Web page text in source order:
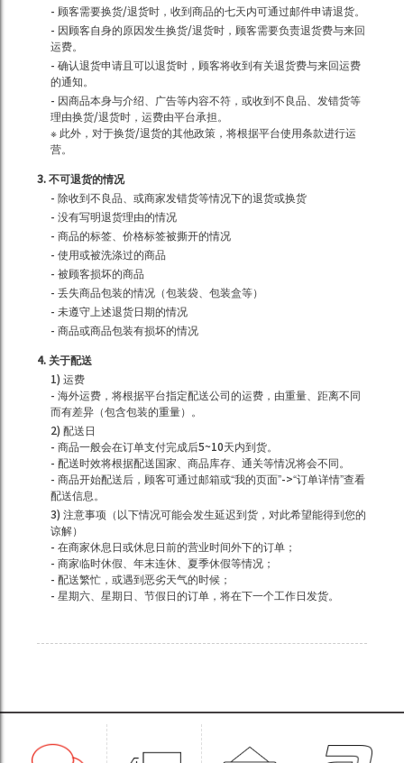
- 顾客需要换货/退货时，收到商品的七天内可通过邮件申请退货。
- 因顾客自身的原因发生换货/退货时，顾客需要负责退货费与来回
运费。
- 确认退货申请且可以退货时，顾客将收到有关退货费与来回运费
的通知。
- 因商品本身与介绍、广告等内容不符，或收到不良品、发错货等
理由换货/退货时，运费由平台承担。
※ 此外，对于换货/退货的其他政策，将根据平台使用条款进行运
营。
3. 不可退货的情况
- 除收到不良品、或商家发错货等情况下的退货或换货
- 没有写明退货理由的情况
- 商品的标签、价格标签被撕开的情况
- 使用或被洗涤过的商品
- 被顾客损坏的商品
- 丢失商品包装的情况（包装袋、包装盒等）
- 未遵守上述退货日期的情况
- 商品或商品包装有损坏的情况
4. 关于配送
1) 运费
- 海外运费，将根据平台指定配送公司的运费，由重量、距离不同
而有差异（包含包装的重量）。
2) 配送日
- 商品一般会在订单支付完成后5~10天内到货。
- 配送时效将根据配送国家、商品库存、通关等情况将会不同。
- 商品开始配送后，顾客可通过邮箱或“我的页面”->“订单详情”查看
配送信息。
3) 注意事项（以下情况可能会发生延迟到货，对此希望能得到您的
谅解）
- 在商家休息日或休息日前的营业时间外下的订单；
- 商家临时休假、年末连休、夏季休假等情况；
- 配送繁忙，或遇到恶劣天气的时候；
- 星期六、星期日、节假日的订单，将在下一个工作日发货。